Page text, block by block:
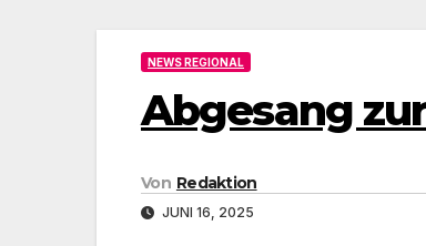
NEWS REGIONAL
Abgesang
Von Redaktion
JUNI 16, 2025